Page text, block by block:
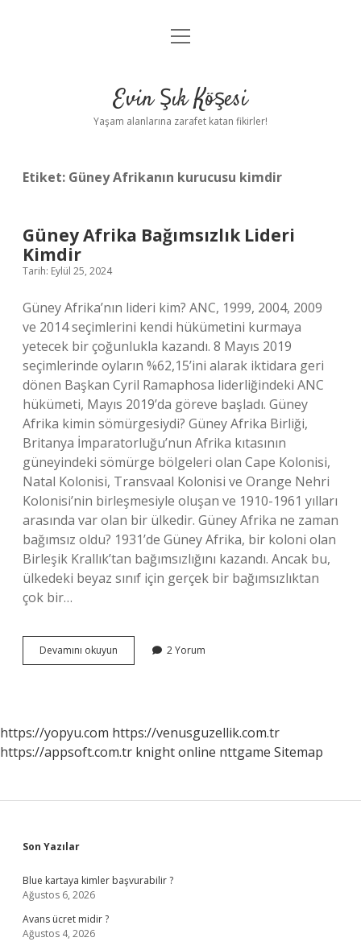
Anasayfa
Yasal Uyarı
menüyü
Evin Şık Köşesi
Yaşam alanlarına zarafet katan fikirler!
Etiket: Güney Afrikanın kurucusu kimdir
Güney Afrika Bağımsızlık Lideri
Kimdir
Tarih: Eylül 25, 2024
Güney Afrika’nın lideri kim? ANC, 1999, 2004, 2009
ve 2014 seçimlerini kendi hükümetini kurmaya
yetecek bir çoğunlukla kazandı. 8 Mayıs 2019
seçimlerinde oyların %62,15’ini alarak iktidara geri
dönen Başkan Cyril Ramaphosa liderliğindeki ANC
hükümeti, Mayıs 2019’da göreve başladı. Güney
Afrika kimin sömürgesiydi? Güney Afrika Birliği,
Britanya İmparatorluğu’nun Afrika kıtasının
güneyindeki sömürge bölgeleri olan Cape Kolonisi,
Natal Kolonisi, Transvaal Kolonisi ve Orange Nehri
Kolonisi’nin birleşmesiyle oluşan ve 1910-1961 yılları
arasında var olan bir ülkedir. Güney Afrika ne zaman
bağımsız oldu? 1931’de Güney Afrika, bir koloni olan
Birleşik Krallık’tan bağımsızlığını kazandı. Ancak bu,
ülkedeki beyaz sınıf için gerçek bir bağımsızlıktan
çok bir…
Devamını okuyun
Afrika
2 Yorum
https://yopyu.com https://venusguzellik.com.tr
https://appsoft.com.tr knight online nttgame Sitemap
Sidebar
Son Yazılar
Blue kartaya kimler başvurabilir ?
Ağustos 6, 2026
Avans ücret midir ?
Ağustos 4, 2026